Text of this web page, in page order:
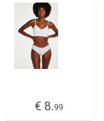
€ 8.99